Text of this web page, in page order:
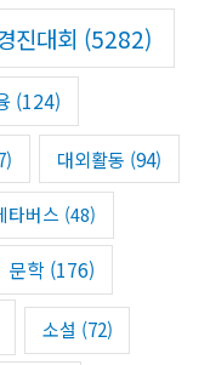
진대회 (5282)
(124)
대외활동 (94)
타버스 (48)
문학(176)
소설 (72)